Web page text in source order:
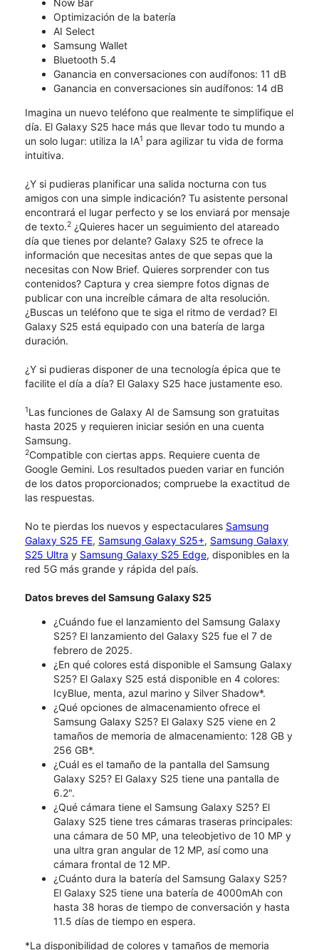
Now Bar
Optimización de la batería
AI Select
Samsung Wallet
Bluetooth 5.4
Ganancia en conversaciones con audífonos: 11 dB
Ganancia en conversaciones sin audífonos: 14 dB
Imagina un nuevo teléfono que realmente te simplifique el
día. El Galaxy S25 hace más que llevar todo tu mundo a
un solo lugar: utiliza la IA1 para agilizar tu vida de forma
intuitiva.
¿Y si pudieras planificar una salida nocturna con tus
amigos con una simple indicación? Tu asistente personal
encontrará el lugar perfecto y se los enviará por mensaje
de texto.2 ¿Quieres hacer un seguimiento del atareado
día que tienes por delante? Galaxy S25 te ofrece la
información que necesitas antes de que sepas que la
necesitas con Now Brief. Quieres sorprender con tus
contenidos? Captura y crea siempre fotos dignas de
publicar con una increíble cámara de alta resolución.
¿Buscas un teléfono que te siga el ritmo de verdad? El
Galaxy S25 está equipado con una batería de larga
duración.
¿Y si pudieras disponer de una tecnología épica que te
facilite el día a día? El Galaxy S25 hace justamente eso.
1Las funciones de Galaxy AI de Samsung son gratuitas
hasta 2025 y requieren iniciar sesión en una cuenta
Samsung.
2Compatible con ciertas apps. Requiere cuenta de
Google Gemini. Los resultados pueden variar en función
de los datos proporcionados; compruebe la exactitud de
las respuestas.
No te pierdas los nuevos y espectaculares Samsung
Galaxy S25 FE, Samsung Galaxy S25+, Samsung Galaxy
S25 Ultra y Samsung Galaxy S25 Edge, disponibles en la
red 5G más grande y rápida del país.
Datos breves del Samsung Galaxy S25
¿Cuándo fue el lanzamiento del Samsung Galaxy
S25? El lanzamiento del Galaxy S25 fue el 7 de
febrero de 2025.
¿En qué colores está disponible el Samsung Galaxy
S25? El Galaxy S25 está disponible en 4 colores:
IcyBlue, menta, azul marino y Silver Shadow*.
¿Qué opciones de almacenamiento ofrece el
Samsung Galaxy S25? El Galaxy S25 viene en 2
tamaños de memoria de almacenamiento: 128 GB y
256 GB*.
¿Cuál es el tamaño de la pantalla del Samsung
Galaxy S25? El Galaxy S25 tiene una pantalla de
6.2".
¿Qué cámara tiene el Samsung Galaxy S25? El
Galaxy S25 tiene tres cámaras traseras principales:
una cámara de 50 MP, una teleobjetivo de 10 MP y
una ultra gran angular de 12 MP, así como una
cámara frontal de 12 MP.
¿Cuánto dura la batería del Samsung Galaxy S25?
El Galaxy S25 tiene una batería de 4000mAh con
hasta 38 horas de tiempo de conversación y hasta
11.5 días de tiempo en espera.
*La disponibilidad de colores y tamaños de memoria